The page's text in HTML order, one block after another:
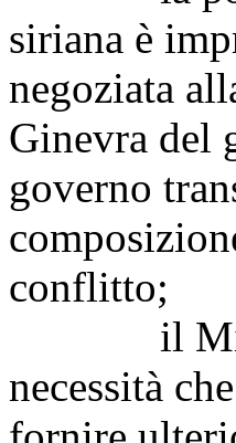
siriana è
negoziata
Ginevra del
governo
conflitto;
il
necessità